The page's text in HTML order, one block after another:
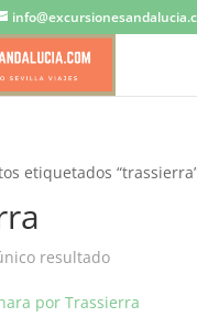
etiquetados
resultado